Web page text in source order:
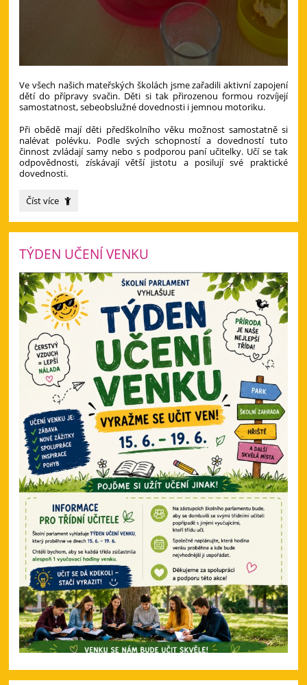
Ve všech našich mateřských školách jsme zařadili aktivní zapojení
dětí do přípravy svačin. Děti si tak přirozenou formou rozvíjejí
samostatnost, sebeobslužné dovednosti i jemnou motoriku.
Při obědě mají děti předškolního věku možnost samostatně si
nalévat polévku. Podle svých schopností a dovedností tuto
činnost zvládají samy nebo s podporou paní učitelky. Učí se tak
odpovědnosti, získávají větší jistotu a posilují své praktické
dovednosti.
Podporujeme
dětí
stolování:
Číst více
TÝDEN UČENÍ VENKU